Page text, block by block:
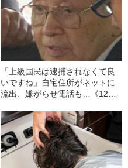
「上級国民は逮捕されなくて良
いですね」自宅住所がネットに
流出、嫌がらせ電話も…《12人
の長男が直面した「加害者家族
への暴力」